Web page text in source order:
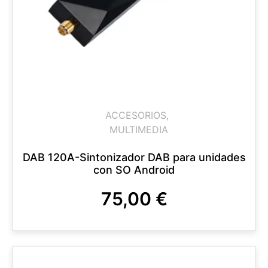
ACCESORIOS,
MULTIMEDIA
DAB 120A-Sintonizador DAB para unidades
con SO Android
75,00 €